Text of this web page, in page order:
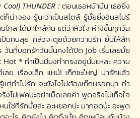
THUNDER :ตอนเธอหน้ามึน เธอยิ่ง
ก็น่าจอง รู้นะว่าเป็นสไตล์ รู้มั้ยยิ่งอินสไปร์
ไกล ได้มาใกล้กัน แต่ว่าหัวใจ ห่างขึ้นทุกวัน
ป็นคนลุย กลัวจะตุยด้วยความรัก ยิ้มให้สัก
วันที่บอกรักวันนั้นคงได้ปิด Job เริ่มเลยมั้ย
Hot * ทำเป็นมีมงทำทรงอยู่นั่นแหละ ความ
ลย เรื่องเล็ก แหม๋! เก็กซะใหญ่ น่ารักแล้ว
ต่ทำไม่รัก จะยังไงไม่ต้องเก๊กหรอกน่า ทำ
งไม่เฟคนะอย่าเม็ดเลยค่า พูดจริงไม่เท็จใจ
นใช่ที่รักมั้ยล่ะ อะหยอกน่ะ มากอดป่ะ อะพูด